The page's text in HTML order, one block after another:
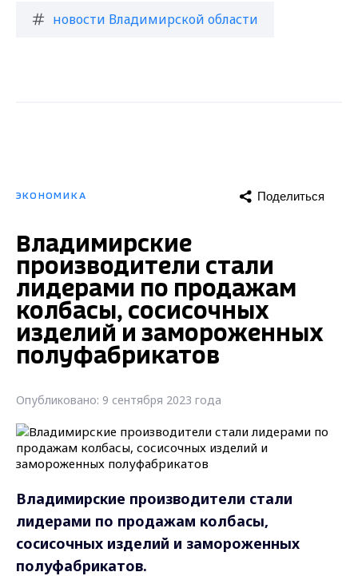
новости Владимирской области
ЭКОНОМИКА Поделиться
Владимирские
производители стали
лидерами по продажам
колбасы, сосисочных
изделий и замороженных
полуфабрикатов
Опубликовано: 9 сентября 2023 года
Владимирские производители стали
лидерами по продажам колбасы,
сосисочных изделий и замороженных
полуфабрикатов.